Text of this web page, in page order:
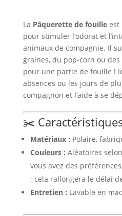
La Pâquerette de fouilleest
pour stimuler l’odorat et
animaux de compagnie. Il
graines, du pop-corn ou des
pour une partie de fouille !
absences ou les jours de
compagnon et l’aide à se
✂️
Matériaux : Polaire,
Couleurs : Aléatoires
vous avez des
; cela rallongera le délai
Entretien : Lavable en